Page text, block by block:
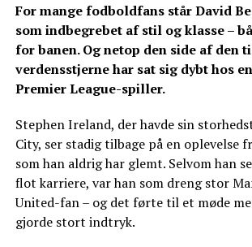
For mange fodboldfans står David
som indbegrebet af stil og klasse –
for banen. Og netop den side af den
verdensstjerne har sat sig dybt hos
Premier League-spiller.
Stephen Ireland, der havde sin
City, ser stadig tilbage på en oplevelse
som han aldrig har glemt. Selvom han
flot karriere, var han som dreng stor
United-fan – og det førte til et møde
gjorde stort indtryk.